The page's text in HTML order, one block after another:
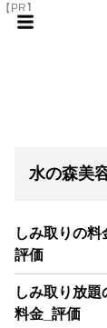
【PR】
水の森美
しみ取りの料
評価
しみ取り放題
料金_評価